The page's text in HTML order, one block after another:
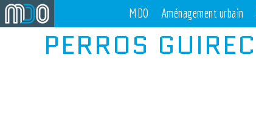
MDO Aménagement urbain
PERROS GUIREC